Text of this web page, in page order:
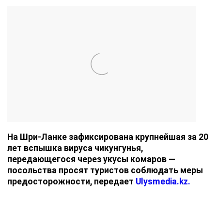
На Шри-Ланке зафиксирована крупнейшая за 20
лет вспышка вируса чикунгунья,
передающегося через укусы комаров —
посольства просят туристов соблюдать меры
предосторожности, передает Ulysmedia.kz.